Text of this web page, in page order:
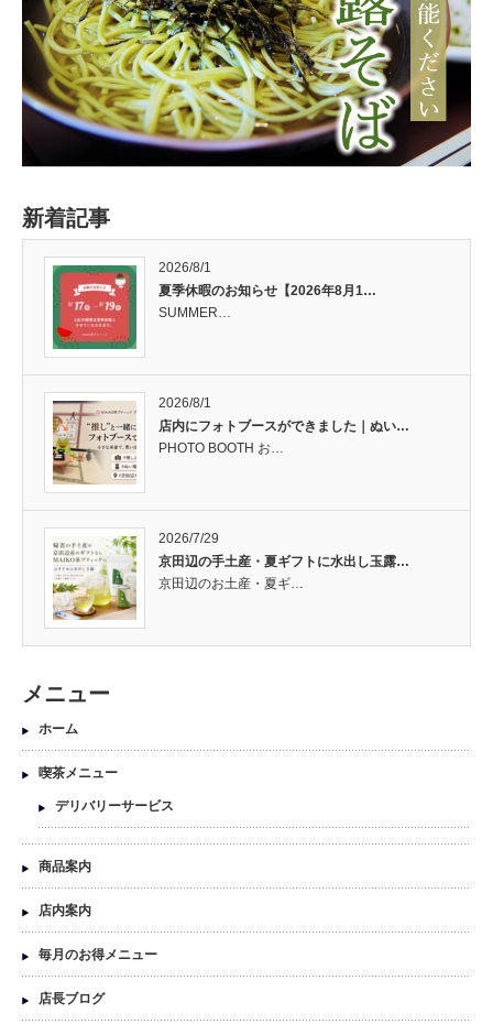
新着記事
2026/8/1
夏季休暇のお知らせ【2026年8月1…
SUMMER…
2026/8/1
店内にフォトブースができました｜ぬい…
PHOTO BOOTH お…
2026/7/29
京田辺の手土産・夏ギフトに水出し玉露…
京田辺のお土産・夏ギ…
メニュー
ホーム
喫茶メニュー
デリバリーサービス
商品案内
店内案内
毎月のお得メニュー
店長ブログ